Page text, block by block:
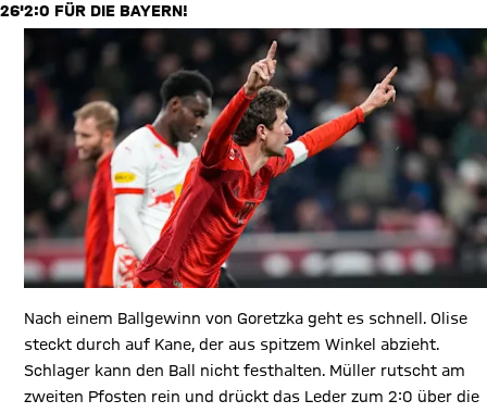
26'2:0 FÜR DIE BAYERN!
Nach einem Ballgewinn von Goretzka geht es schnell. Olise
steckt durch auf Kane, der aus spitzem Winkel abzieht.
Schlager kann den Ball nicht festhalten. Müller rutscht am
zweiten Pfosten rein und drückt das Leder zum 2:0 über die